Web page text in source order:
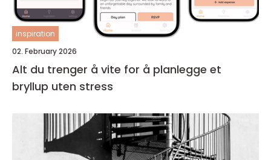
inspiration
02. February 2026
Alt du trenger å vite for å planlegge et
bryllup uten stress